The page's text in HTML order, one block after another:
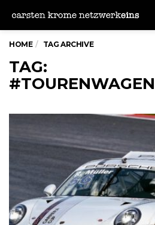
HOME TAG ARCHIVE
TAG: